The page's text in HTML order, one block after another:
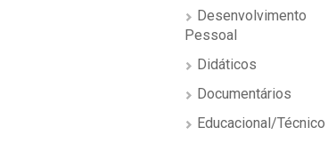
Desenvolvimento
Pessoal
Didáticos
Documentários
Educacional/Técnico